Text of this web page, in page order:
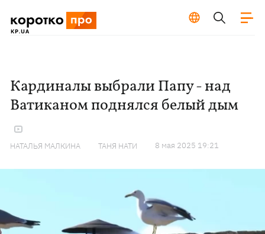
Кардиналы выбрали Папу - над
Ватиканом поднялся белый дым
НАТАЛЬЯ МАЛКИНА ТАНЯ НАТИ 8 мая 2025 19:21